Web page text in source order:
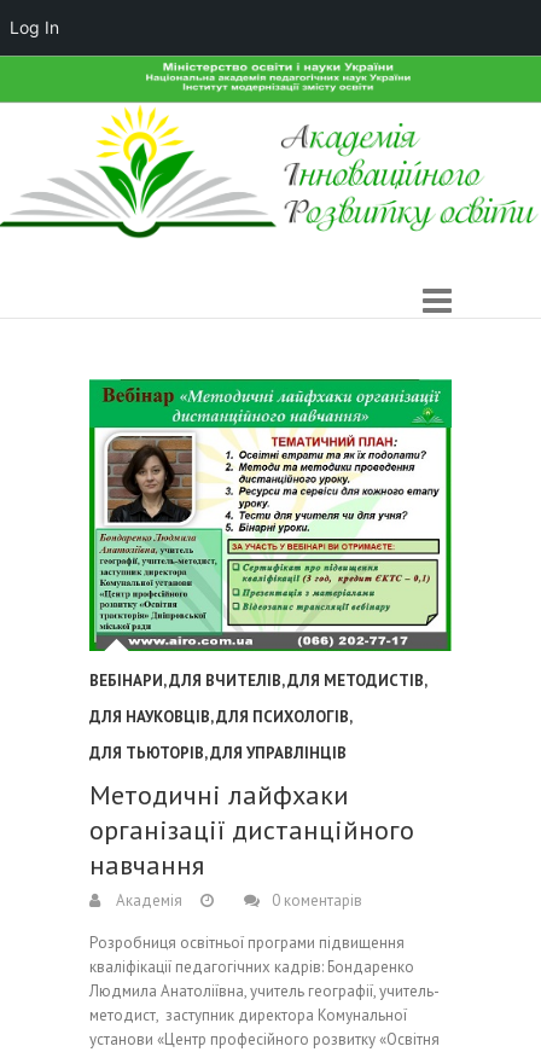
ВЕБІНАРИ,ДЛЯ ВЧИТЕЛІВ,ДЛЯ МЕТОДИСТІВ,
ДЛЯ НАУКОВЦІВ,ДЛЯ ПСИХОЛОГІВ,
ДЛЯ ТЬЮТОРІВ,ДЛЯ УПРАВЛІНЦІВ
Методичні лайфхаки
організації дистанційного
навчання
Академія 0 коментарів
Розробниця освітньої програми підвищення
кваліфікації педагогічних кадрів: Бондаренко
Людмила Анатоліївна, учитель географії, учитель-
методист, заступник директора Комунальної
установи «Центр професійного розвитку «Освітня
Log In